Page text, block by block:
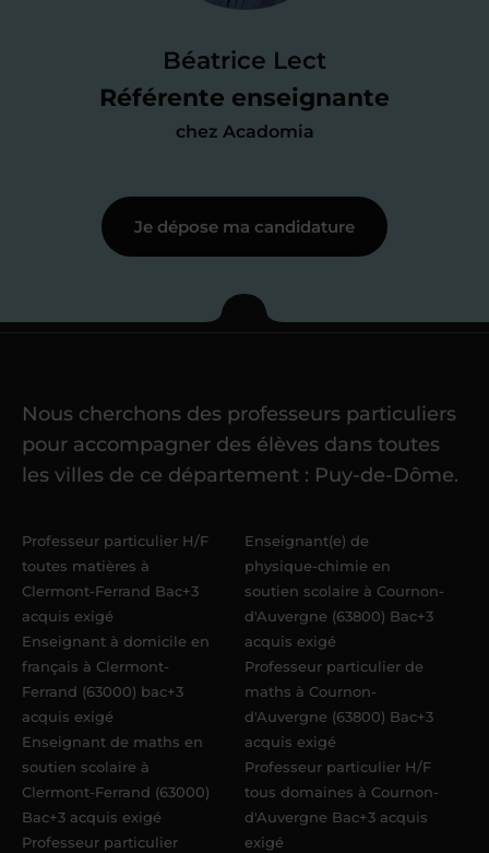
Béatrice Lect
Référente enseignante
chez Acadomia
des programmes scolaires(et pouvoir
me mettre à jour au besoin) et
j’échange en direct avec un chargé de
Étape 3
Je commence mes
Une fois ma candidature validée,mon
référent me confie mes premiers
élèves dans un délai de 6 jours
Acadomia.
Je dépose ma candidature
Nous cherchons des professeurs particuliers
pour accompagner des élèves dans toutes
les villes de ce département : Puy-de-Dôme.
Professeur particulier H/F
toutes matières à
Clermont-Ferrand Bac+3
acquis exigé
Enseignant à domicile en
français à Clermont-
Ferrand (63000) bac+3
acquis exigé
Enseignant de maths en
soutien scolaire à
Clermont-Ferrand (63000)
Bac+3 acquis exigé
Professeur particulier
Enseignant(e) de
physique-chimie en
soutien scolaire à Cournon-
d'Auvergne (63800) Bac+3
acquis exigé
Professeur particulier de
maths à Cournon-
d'Auvergne (63800) Bac+3
acquis exigé
Professeur particulier H/F
tous domaines à Cournon-
d'Auvergne Bac+3 acquis
exigé